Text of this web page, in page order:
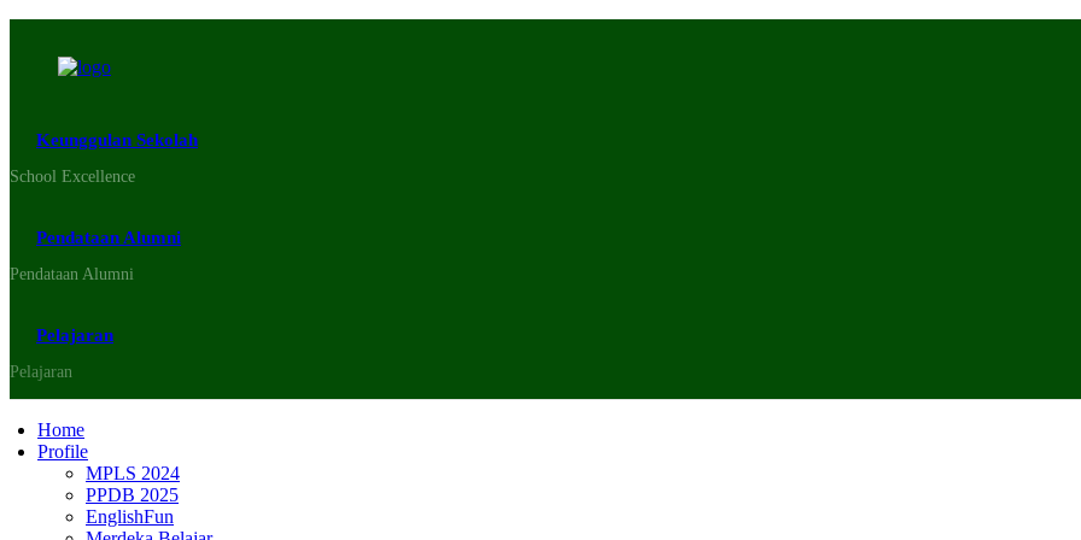
Keunggulan Sekolah
School Excellence
Pendataan Alumni
Pendataan Alumni
Pelajaran
Pelajaran
Home
Profile
MPLS 2024
PPDB 2025
EnglishFun